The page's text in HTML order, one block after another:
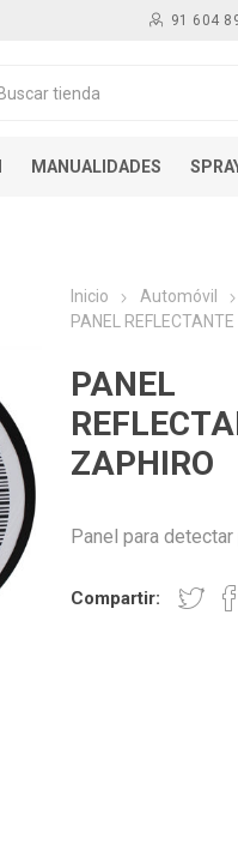
91 604
MANUALIDADES
Inicio Automóvil
PANEL
PANEL
ZAPHIRO
Panel para
Compartir: